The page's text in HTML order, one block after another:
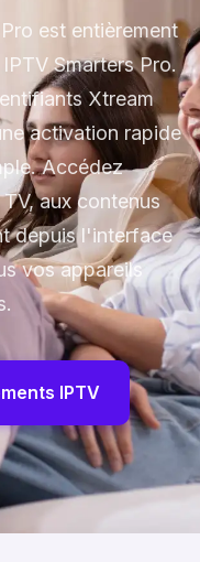
est entièrement
Smarters Pro.
Xtream
activation rapide
Accédez
aux contenus
depuis l'interface
vos appareils
IPTV